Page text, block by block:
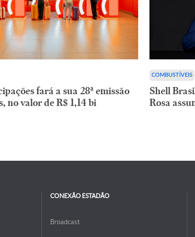
fará a sua 28ª emissão
no valor de R$ 1,14 bi
COMBUSTÍVEIS
Shell
Rosa
CONEXÃO ESTADÃO
Broadcast